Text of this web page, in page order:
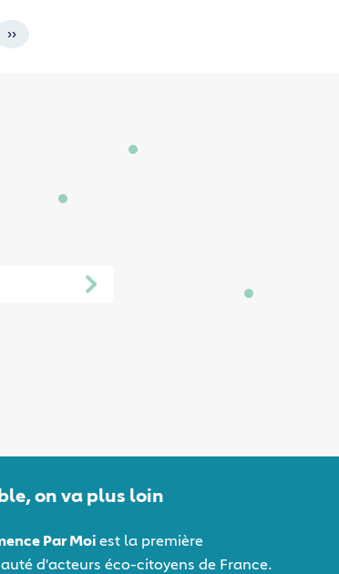
››
on va plus loin
Par Moiest la première
d'acteurs éco-citoyens de France.